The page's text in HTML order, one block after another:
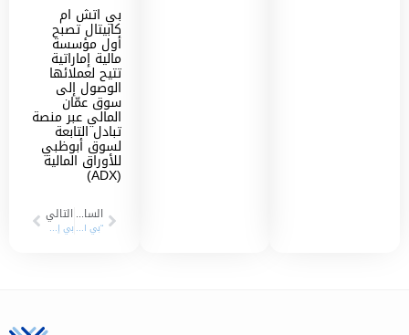
بي اتش ام
كابيتال تصبح
أول مؤسسة
مالية إماراتية
تتيح لعملائها
الوصول إلى
سوق عمّان
المالي عبر منصة
تبادل التابعة
لسوق أبوظبي
للأوراق المالية
(ADX)
السابق
“بي اتش ام كابيتال” تعزز حضورها في معرض جامعة الشارقة للتدريب والتوظيف وتفتح آفاقاً مهنية للطلبة والخريجين
التالي
بي إتش إم كابيتال تضاعف رأسمالها إلى 400 مليون درهم بعد تغطية الاكتتاب وتجاوز الطلب عدد الأسهم المطروحة